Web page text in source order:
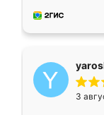
мебель за
3